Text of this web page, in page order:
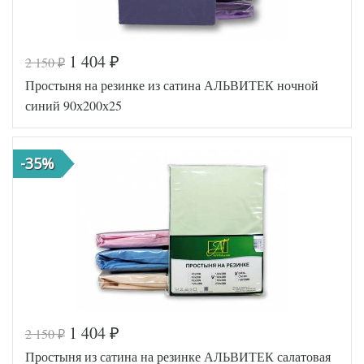
Код товара
516-675
Артикул
AL460704
8016732
Ткань
Сатин
Размер
простыни
90х200
Производитель
Код товара
546-638
AL460704
2 150₽ 1 404 ₽
Простыня на резинке из сатина АЛЬВИТЕК ночной
синий 90х200х25
-35%
2 150₽ 1 404 ₽
Простыня из сатина на резинке АЛЬВИТЕК салатовая